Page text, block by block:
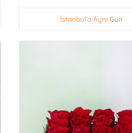
İstanbul'a Aynı Gün